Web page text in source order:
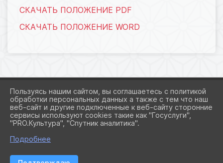
СКАЧАТЬ ПОЛОЖЕНИЕ PDF
СКАЧАТЬ ПОЛОЖЕНИЕ WORD
2026 Г. ART-NORILSK.RU
ВХОД
КАРТА САЙТА
ПОЛИТИКА ОБРАБОТКИ ПЕРСОНАЛЬНЫХ ДАННЫХ
СДЕЛАНО НА KUBCMS
Пользуясь нашим сайтом, вы соглашаетесь с политикой
обработки персональных данных а также с тем что наш
веб-сайт и другие подключенные к веб-сайту сторонние
сервисы используют cookies такие как "Госуслуги",
"PRO.Культура", "Спутник аналитика".
Подробнее